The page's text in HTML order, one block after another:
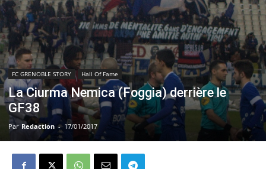
FC GRENOBLE STORY Hall Of Fame
La Ciurma Nemica (Foggia) derrière le
GF38
Par Redaction - 17/01/2017